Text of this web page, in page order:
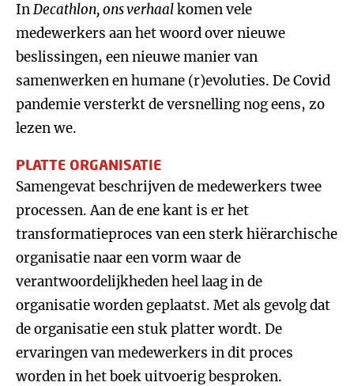
InDecathlon, ons verhaalkomen vele
medewerkers aan het woord over nieuwe
beslissingen, een nieuwe manier van
samenwerken en humane (r)evoluties. De Covid
pandemie versterkt de versnelling nog eens, zo
lezen we.
PLATTE ORGANISATIE
Samengevat beschrijven de medewerkers twee
processen. Aan de ene kant is er het
transformatieproces van een sterk hiërarchische
organisatie naar een vorm waar de
verantwoordelijkheden heel laag in de
organisatie worden geplaatst. Met als gevolg dat
de organisatie een stuk platter wordt. De
ervaringen van medewerkers in dit proces
worden in het boek uitvoerig besproken.